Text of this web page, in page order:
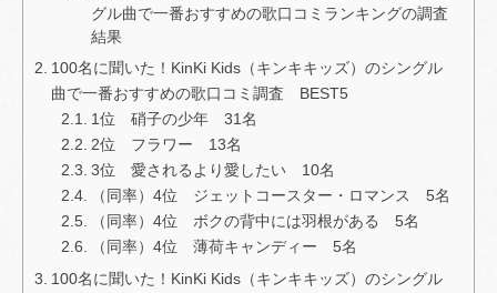
グル曲で一番おすすめの歌口コミランキングの調査
結果
100名に聞いた！KinKi Kids（キンキキッズ）のシングル
曲で一番おすすめの歌口コミ調査 BEST5
1位 硝子の少年 31名
2位 フラワー 13名
3位 愛されるより愛したい 10名
（同率）4位 ジェットコースター・ロマンス 5名
（同率）4位 ボクの背中には羽根がある 5名
（同率）4位 薄荷キャンディー 5名
100名に聞いた！KinKi Kids（キンキキッズ）のシングル